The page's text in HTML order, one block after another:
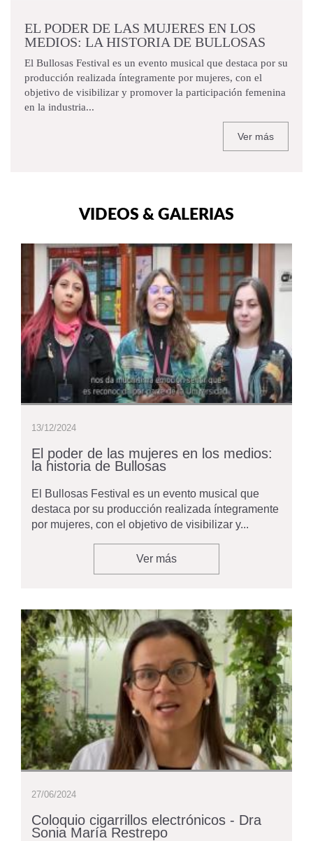
EL PODER DE LAS MUJERES EN LOS
MEDIOS: LA HISTORIA DE BULLOSAS
El Bullosas Festival es un evento musical que destaca por su
producción realizada íntegramente por mujeres, con el
objetivo de visibilizar y promover la participación femenina
en la industria...
Ver más
VIDEOS & GALERIAS
13/12/2024
El poder de las mujeres en los medios:
la historia de Bullosas
El Bullosas Festival es un evento musical que
destaca por su producción realizada íntegramente
por mujeres, con el objetivo de visibilizar y...
Ver más
27/06/2024
Coloquio cigarrillos electrónicos - Dra
Sonia María Restrepo